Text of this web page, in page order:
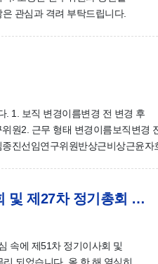
관심과 격려 부탁드립니다.
. 1. 보직 변경이름변경 전 변경 후
원2. 근무 형태 변경이름보직변경
진선임연구위원반상근비상근윤자
[동향] 제51차 정기이사회 및 제27차 정기총회 합동회의 결과
속에 제51차 정기이사회 및